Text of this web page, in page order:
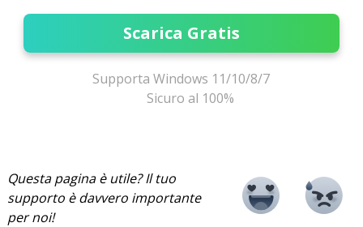
Scarica Gratis
Supporta Windows 11/10/8/7
Sicuro al 100%
Questa pagina è utile? Il tuo
supporto è davvero importante
per noi!